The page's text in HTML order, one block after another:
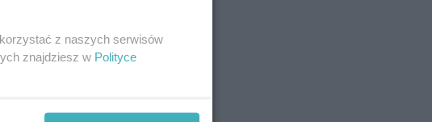
z naszych serwisów
znajdziesz w Polityce